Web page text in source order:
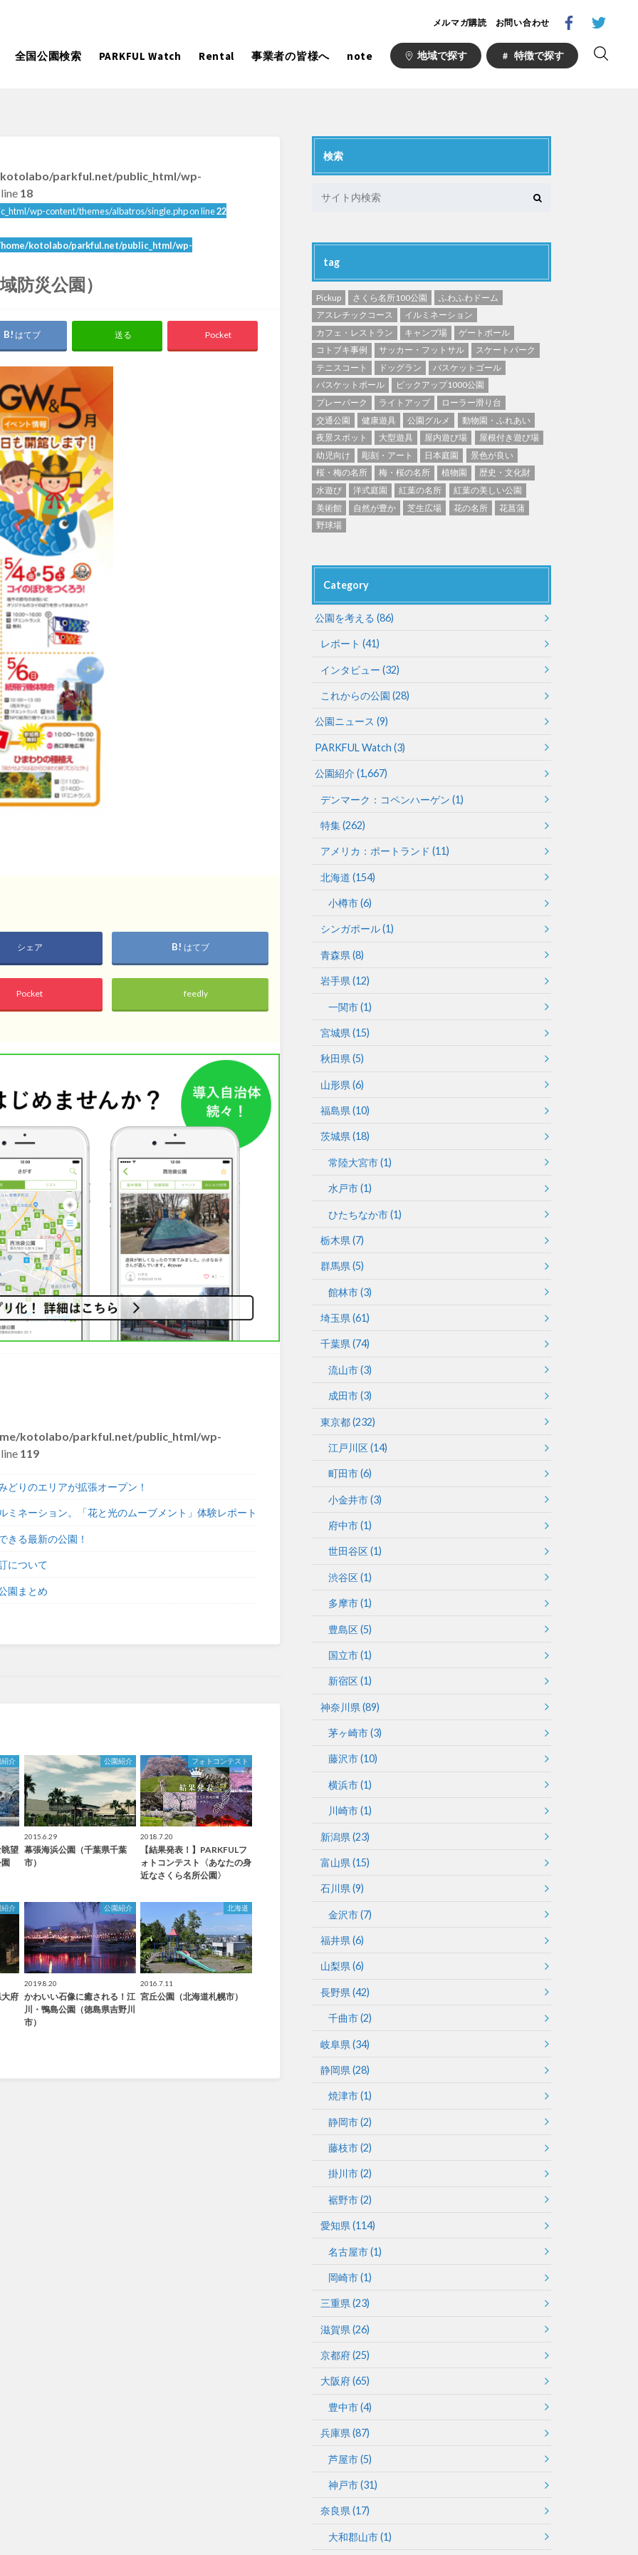
全国公園検索 PARKFUL Watch Rental 事業者の皆様へ note 地域で探す 特徴で探す
メルマガ購読 お問い合わせ
大型遊具 ピックアップ1000公園
び テニスコート 野球場 紅葉の名所
動物園・ふれあい
屋内遊び場
バスケットボール 彫刻・アート 桜・梅の名所 コトブキ事例
花の名所
グルメ 美術館 花菖蒲
ットゴール ふわふわドーム スケートパーク
ミネーション イベント
埼玉 東京 神奈川
石川 長野 岐阜
京都 奈良 和歌山
岡山 徳島
テニスコート
紅葉の美しい公園
ース 彫刻・アート 桜・梅の名所
ドッグラン ローラー滑り台 植物園
花の名所 プレーパーク 公園グルメ
キャンプ場
ゲートボール スケートパーク
ン イベント
parkful.net/public_html/wp-
18
wp-content/themes/albatros/single.php on line22
kotolabo/parkful.net/public_html/wp-
防災公園）
はてブ 送る Pocket
シェア はてブ
Pocket feedly
kotolabo/parkful.net/public_html/wp-
119
どりのエリアが拡張オープン！
ミネーション。「花と光のムーブメント」体験レポート
きる最新の公園！
について
園まとめ
紹介
望
公園紹介
2015.6.29
幕張海浜公園（千葉県千葉
市）
フォトコンテスト
2018.7.20
【結果発表！】PARKFULフ
ォトコンテスト〈あなたの身
近なさくら名所公園〉
紹介
府
公園紹介
2019.8.20
かわいい石像に癒される！江
川・鴨島公園（徳島県吉野川
市）
北海道
2016.7.11
宮丘公園（北海道札幌市）
検索
tag
Pickup さくら名所100公園
ふわふわドーム
アスレチックコース
イルミネーション
カフェ・レストラン
キャンプ場
ゲートボール
コトブキ事例
サッカー・フットサル
スケートパーク
テニスコート
ドッグラン
バスケットゴール
バスケットボール
ピックアップ1000公園
プレーパーク
ライトアップ
ローラー滑り台
交通公園
健康遊具 公園グルメ
動物園・ふれあい
夜景スポット
大型遊具 屋内遊び場
屋根付き遊び場
幼児向け
彫刻・アート 日本庭園
景色が良い
桜・梅の名所
梅・桜の名所 植物園
歴史・文化財
水遊び
洋式庭園 紅葉の名所
紅葉の美しい公園
美術館
自然が豊か 芝生広場 花の名所
花菖蒲
野球場
Category
公園を考える(86)
レポート (41)
インタビュー (32)
これからの公園 (28)
公園ニュース(9)
PARKFUL Watch(3)
公園紹介(1,667)
デンマーク：コペンハーゲン (1)
特集(262)
アメリカ：ポートランド (11)
北海道 (154)
小樽市(6)
シンガポール(1)
青森県 (8)
岩手県 (12)
一関市(1)
宮城県 (15)
秋田県 (5)
山形県 (6)
福島県 (10)
茨城県(18)
常陸大宮市(1)
水戸市(1)
ひたちなか市(1)
栃木県 (7)
群馬県 (5)
館林市(3)
埼玉県 (61)
千葉県(74)
流山市(3)
成田市(3)
東京都(232)
江戸川区(14)
町田市(6)
小金井市(3)
府中市(1)
世田谷区(1)
渋谷区(1)
多摩市(1)
豊島区(5)
国立市(1)
新宿区(1)
神奈川県 (89)
茅ヶ崎市(3)
藤沢市(10)
横浜市(1)
川崎市(1)
新潟県 (23)
富山県 (15)
石川県 (9)
金沢市(7)
福井県 (6)
山梨県(6)
長野県 (42)
千曲市(2)
岐阜県 (34)
静岡県 (28)
焼津市(1)
静岡市(2)
藤枝市(2)
掛川市(2)
裾野市(2)
愛知県 (114)
名古屋市(1)
岡崎市(1)
三重県 (23)
滋賀県 (26)
京都府(25)
大阪府(65)
豊中市(4)
兵庫県 (87)
芦屋市(5)
神戸市(31)
奈良県 (17)
大和郡山市(1)